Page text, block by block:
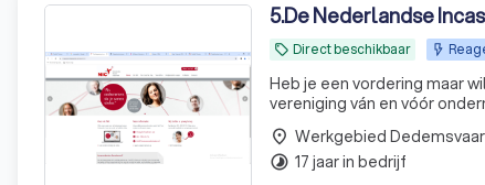
5.De Nederlandse
local_offer Direct beschikbaar
Heb je een vordering maar
vereniging ván en vóór
place Werkgebied
timelapse 17 jaar in bedrijf